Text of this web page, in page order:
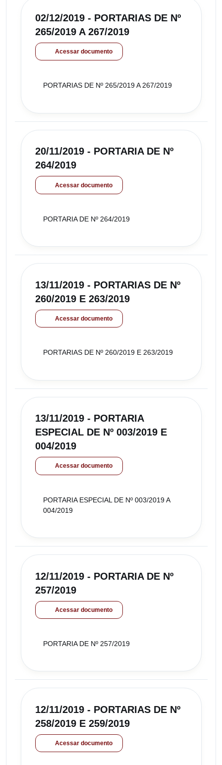
02/12/2019 - PORTARIAS DE Nº
265/2019 A 267/2019
Acessar documento
PORTARIAS DE Nº 265/2019 A 267/2019
20/11/2019 - PORTARIA DE Nº
264/2019
Acessar documento
PORTARIA DE Nº 264/2019
13/11/2019 - PORTARIAS DE Nº
260/2019 E 263/2019
Acessar documento
PORTARIAS DE Nº 260/2019 E 263/2019
13/11/2019 - PORTARIA
ESPECIAL DE Nº 003/2019 E
004/2019
Acessar documento
PORTARIA ESPECIAL DE Nº 003/2019 A
004/2019
12/11/2019 - PORTARIA DE Nº
257/2019
Acessar documento
PORTARIA DE Nº 257/2019
12/11/2019 - PORTARIAS DE Nº
258/2019 E 259/2019
Acessar documento